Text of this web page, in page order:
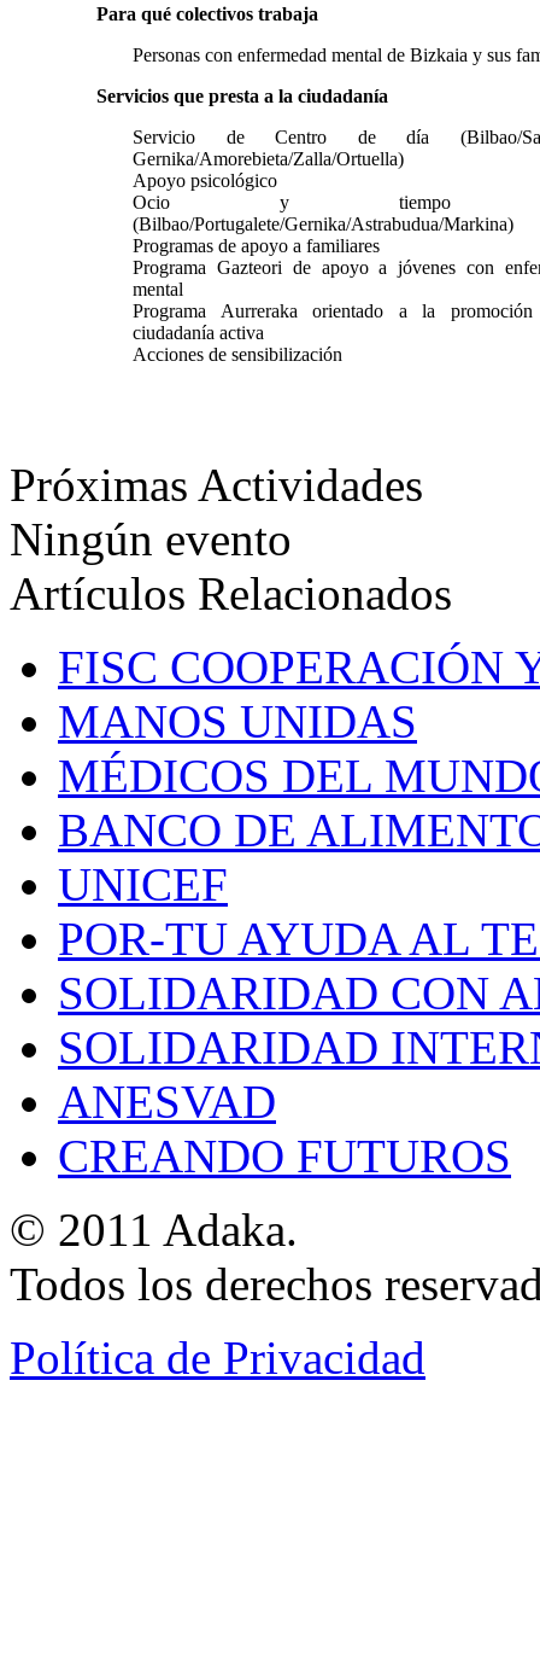
Para qué colectivos trabaja
Personas con enfermedad mental de Bizkaia y sus
Servicios que presta a la ciudadanía
Servicio de Centro de día (Bilbao/
Gernika/Amorebieta/Zalla/Ortuella)
Apoyo psicológico
Ocio y tiempo
(Bilbao/Portugalete/Gernika/Astrabudua/Markina)
Programas de apoyo a familiares
Programa Gazteori de apoyo a jóvenes con
mental
Programa Aurreraka orientado a la
ciudadanía activa
Acciones de sensibilización
Próximas Actividades
Ningún evento
Artículos Relacionados
FISC COOPERACIÓN
MANOS UNIDAS
MÉDICOS DEL
BANCO DE
UNICEF
POR-TU AYUDA AL
SOLIDARIDAD CON
SOLIDARIDAD
ANESVAD
CREANDO FUTUROS
© 2011 Adaka.
Todos los derechos
Política de Privacidad